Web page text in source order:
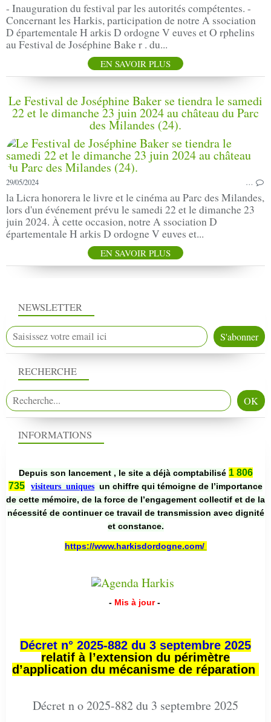
- Inauguration du festival par les autorités compétentes. -
Concernant les Harkis, participation de notre A ssociation
D épartementale H arkis D ordogne V euves et O rphelins
au Festival de Joséphine Bake r . du...
EN SAVOIR PLUS
Le Festival de Joséphine Baker se tiendra le samedi
22 et le dimanche 23 juin 2024 au château du Parc
des Milandes (24).
29/05/2024 …
la Licra honorera le livre et le cinéma au Parc des Milandes,
lors d'un événement prévu le samedi 22 et le dimanche 23
juin 2024. À cette occasion, notre A ssociation D
épartementale H arkis D ordogne V euves et...
EN SAVOIR PLUS
NEWSLETTER
RECHERCHE
INFORMATIONS
Depuis son lancement , le site a déjà comptabilisé 1 806
735
visiteurs uniques un chiffre qui témoigne de l’importance
de cette mémoire, de la force de l’engagement collectif et de la
nécessité de continuer ce travail de transmission avec dignité
et constance.
https://www.harkisdordogne.com/
- Mis à jour -
Décret n° 2025-882 du 3 septembre 2025
relatif à l’extension du périmètre
d’application du mécanisme de réparation
Décret n o 2025-882 du 3 septembre 2025